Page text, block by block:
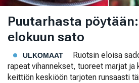
Puutarhasta
elokuun sato
ULKOMAAT
Ruotsin eloisa
rapeat vihannekset, tuoreet marjat ja
keittiön keskiöön tarjoten runsaasti